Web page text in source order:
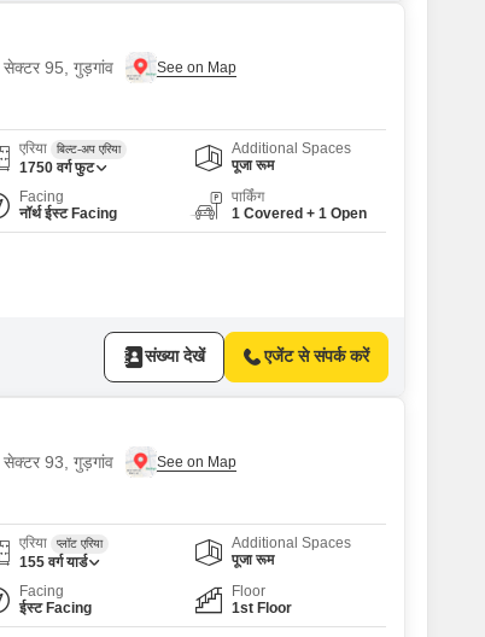
सेक्टर 95, गुड़गांव
एरिया बिल्ट-अप एरिया
1750 वर्ग फुट
Additional Spaces
पूजा रूम
Facing
नॉर्थ ईस्ट Facing
पार्किंग
1 Covered + 1 Open
संख्या देखें एजेंट से संपर्क करें
सेक्टर 93, गुड़गांव
एरिया प्लॉट एरिया
155 वर्ग यार्ड
Additional Spaces
पूजा रूम
Facing
ईस्ट Facing
Floor
1st Floor